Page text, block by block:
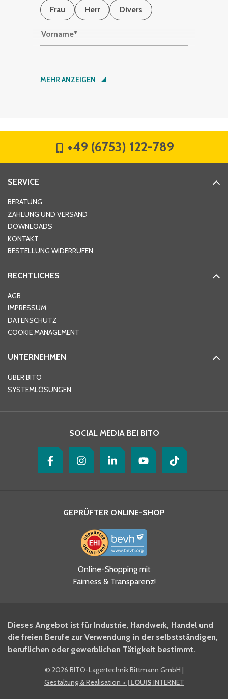
Frau
Herr Divers
Vorname*
Nachname*
Hausnummer
Ort*
Telefon
Ja, ich habe die
Datenschutzhinweise gelesen
und akzeptiere diese.
BITO Newsletter Fachwissen
Intralogistiker anmelden.
Ja, ich möchte mich für den
BITO Shop-Newsletter
MEHR ANZEIGEN
+49 (6753) 122-789
SERVICE
BERATUNG
ZAHLUNG UND VERSAND
DOWNLOADS
KONTAKT
BESTELLUNG WIDERRUFEN
RECHTLICHES
AGB
IMPRESSUM
DATENSCHUTZ
COOKIE MANAGEMENT
UNTERNEHMEN
ÜBER BITO
SYSTEMLÖSUNGEN
SOCIAL MEDIA BEI BITO
GEPRÜFTER ONLINE-SHOP
Online-Shopping mit
Fairness & Transparenz!
Dieses Angebot ist für Industrie, Handwerk, Handel und
die freien Berufe zur Verwendung in der selbstständigen,
beruflichen oder gewerblichen Tätigkeit bestimmt.
© 2026 BITO-Lagertechnik Bittmann GmbH |
Gestaltung & Realisation + | LOUIS INTERNET